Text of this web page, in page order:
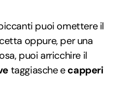
puoi omettere il
oppure, per una
puoi arricchire il
taggiasche ecapperi